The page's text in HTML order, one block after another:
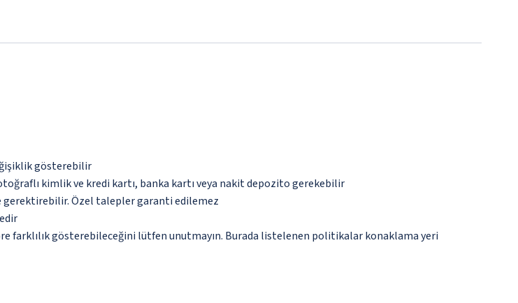
gösterebilir
kimlik ve kredi kartı, banka kartı veya nakit depozito gerekebilir
gerektirebilir. Özel talepler garanti edilemez
farklılık gösterebileceğini lütfen unutmayın. Burada listelenen politikalar konaklama yeri